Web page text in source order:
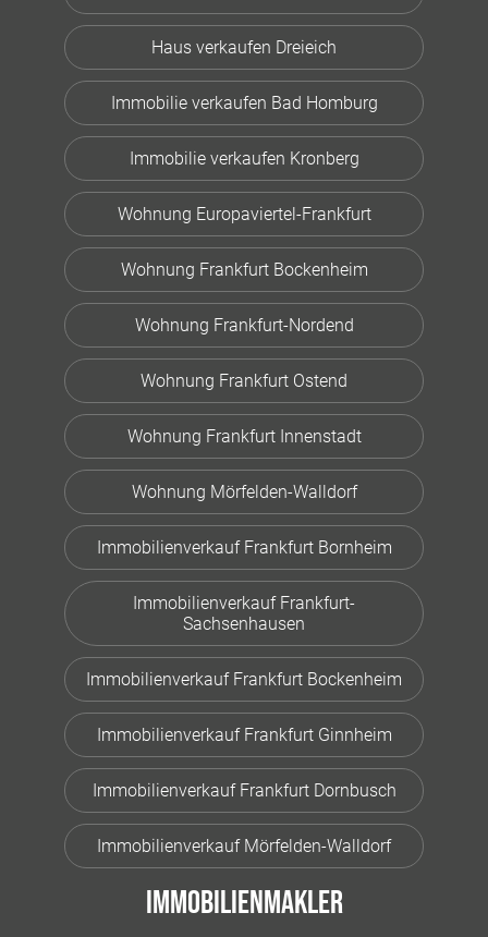
Haus verkaufen Dreieich
Immobilie verkaufen Bad Homburg
Immobilie verkaufen Kronberg
Wohnung Europaviertel-Frankfurt
Wohnung Frankfurt Bockenheim
Wohnung Frankfurt-Nordend
Wohnung Frankfurt Ostend
Wohnung Frankfurt Innenstadt
Wohnung Mörfelden-Walldorf
Immobilienverkauf Frankfurt Bornheim
Immobilienverkauf Frankfurt-
Sachsenhausen
Immobilienverkauf Frankfurt Bockenheim
Immobilienverkauf Frankfurt Ginnheim
Immobilienverkauf Frankfurt Dornbusch
Immobilienverkauf Mörfelden-Walldorf
Immobilienmakler